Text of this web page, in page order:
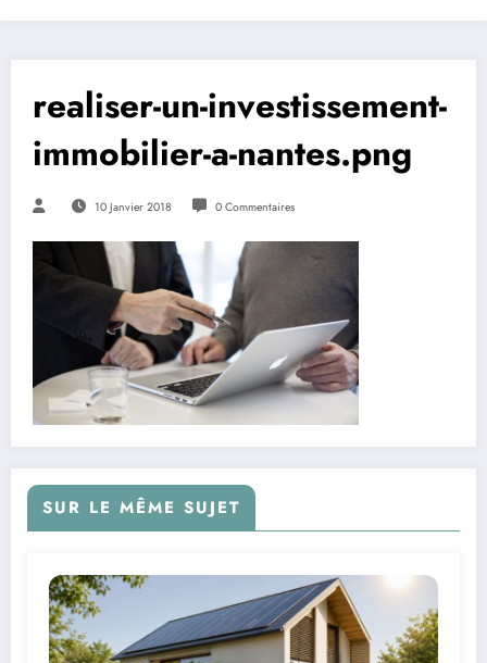
realiser-un-investissement-
immobilier-a-nantes.png
10 Janvier 2018 0 Commentaires
SUR LE MÊME SUJET